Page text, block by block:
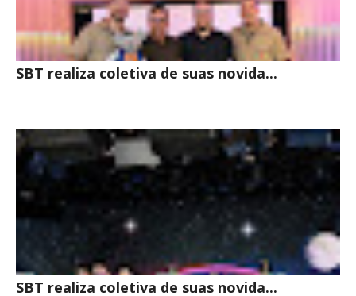
SBT realiza coletiva de suas novida...
SBT realiza coletiva de suas novida...